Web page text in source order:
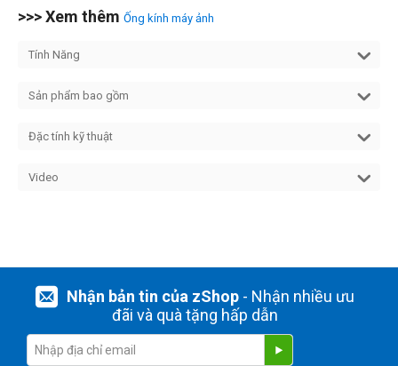
>>> Xem thêm Ống kính máy ảnh
Tính Năng
Sản phẩm bao gồm
Đặc tính kỹ thuật
Video
Nhận bản tin của zShop- Nhận nhiều ưu
đãi và quà tặng hấp dẫn